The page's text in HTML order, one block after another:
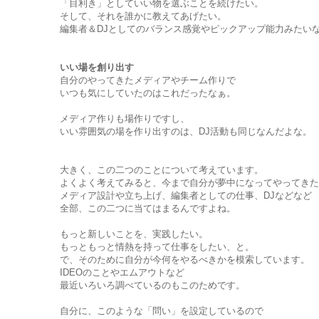
「目利き」としていい物を選ぶことを続けたい。
そして、それを誰かに教えてあげたい。
編集者＆DJとしてのバランス感覚やピックアップ能力みたい
いい場を創り出す
自分のやってきたメディアやチーム作りで
いつも気にしていたのはこれだったなぁ。
メディア作りも場作りですし、
いい雰囲気の場を作り出すのは、DJ活動も同じなんだよな。
大きく、この二つのことについて考えています。
よくよく考えてみると、今まで自分が夢中になってやってきた
メディア設計や立ち上げ、編集者としての仕事、DJなどなど
全部、この二つに当てはまるんですよね。
もっと新しいことを、実践したい。
もっともっと情熱を持って仕事をしたい、と。
で、そのために自分が今何をやるべきかを模索しています。
IDEOのことやエムアウトなど
最近いろいろ調べているのもこのためです。
自分に、このような「問い」を設定しているので